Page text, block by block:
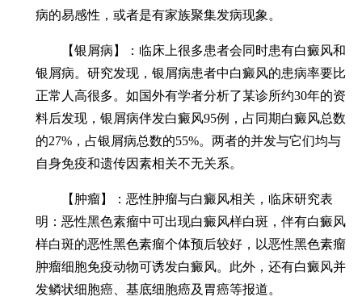
病的易感性，或者是有家族聚集发病现象。
【银屑病】：临床上很多患者会同时患有白癜风和
银屑病。研究发现，银屑病患者中白癜风的患病率要比
正常人高很多。如国外有学者分析了某诊所约30年的资
料后发现，银屑病伴发白癜风95例，占同期白癜风总数
的27%，占银屑病总数的55%。两者的并发与它们均与
自身免疫和遗传因素相关不无关系。
【肿瘤】：恶性肿瘤与白癜风相关，临床研究表
明：恶性黑色素瘤中可出现白癜风样白斑，伴有白癜风
样白斑的恶性黑色素瘤个体预后较好，以恶性黑色素瘤
肿瘤细胞免疫动物可诱发白癜风。此外，还有白癜风并
发鳞状细胞癌、基底细胞癌及胃癌等报道。